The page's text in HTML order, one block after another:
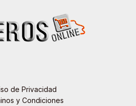
de Privacidad
y Condiciones